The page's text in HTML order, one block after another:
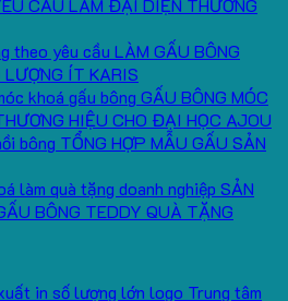
LÀM GẤU BÔNG
LƯỢNG ÍT KARIS
GẤU BÔNG MÓC
HIỆU CHO ĐẠI HỌC AJOU
TỔNG HỢP MẪU GẤU SẢN
SẢN
BÔNG TEDDY QUÀ TẶNG
in số lượng lớn logo Trung tâm